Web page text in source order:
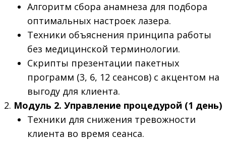
Алгоритм сбора анамнеза для подбора
оптимальных настроек лазера.
Техники объяснения принципа работы
без медицинской терминологии.
Скрипты презентации пакетных
программ (3, 6, 12 сеансов) с акцентом на
выгоду для клиента.
Модуль 2. Управление процедурой (1 день)
Техники для снижения тревожности
клиента во время сеанса.